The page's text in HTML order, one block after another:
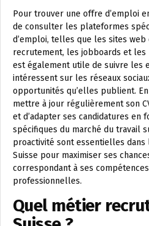
Pour trouver une offre d’emploi
de consulter les plateformes
d’emploi, telles que les sites web
recrutement, les jobboards et
est également utile de suivre les
intéressent sur les réseaux
opportunités qu’elles publient.
mettre à jour régulièrement son
et d’adapter ses candidatures en
spécifiques du marché du travail
proactivité sont essentielles dans
Suisse pour maximiser ses
correspondant à ses
professionnelles.
Quel métier